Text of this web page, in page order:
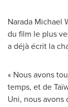
Narada Michael
du film le plus
a déjà écrit la
« Nous avons
temps, et de
Uni, nous